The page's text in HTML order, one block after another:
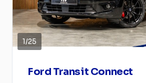
1/25
Ford Transit Connect